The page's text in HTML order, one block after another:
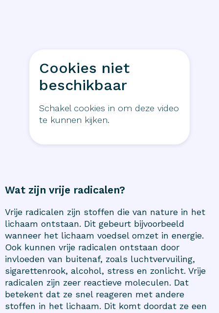
Cookies niet
beschikbaar
Schakel cookies in om deze video
te kunnen kijken.
Wat zijn vrije radicalen?
Vrije radicalen zijn stoffen die van nature in het
lichaam ontstaan. Dit gebeurt bijvoorbeeld
wanneer het lichaam voedsel omzet in energie.
Ook kunnen vrije radicalen ontstaan door
invloeden van buitenaf, zoals luchtvervuiling,
sigarettenrook, alcohol, stress en zonlicht. Vrije
radicalen zijn zeer reactieve moleculen. Dat
betekent dat ze snel reageren met andere
stoffen in het lichaam. Dit komt doordat ze een